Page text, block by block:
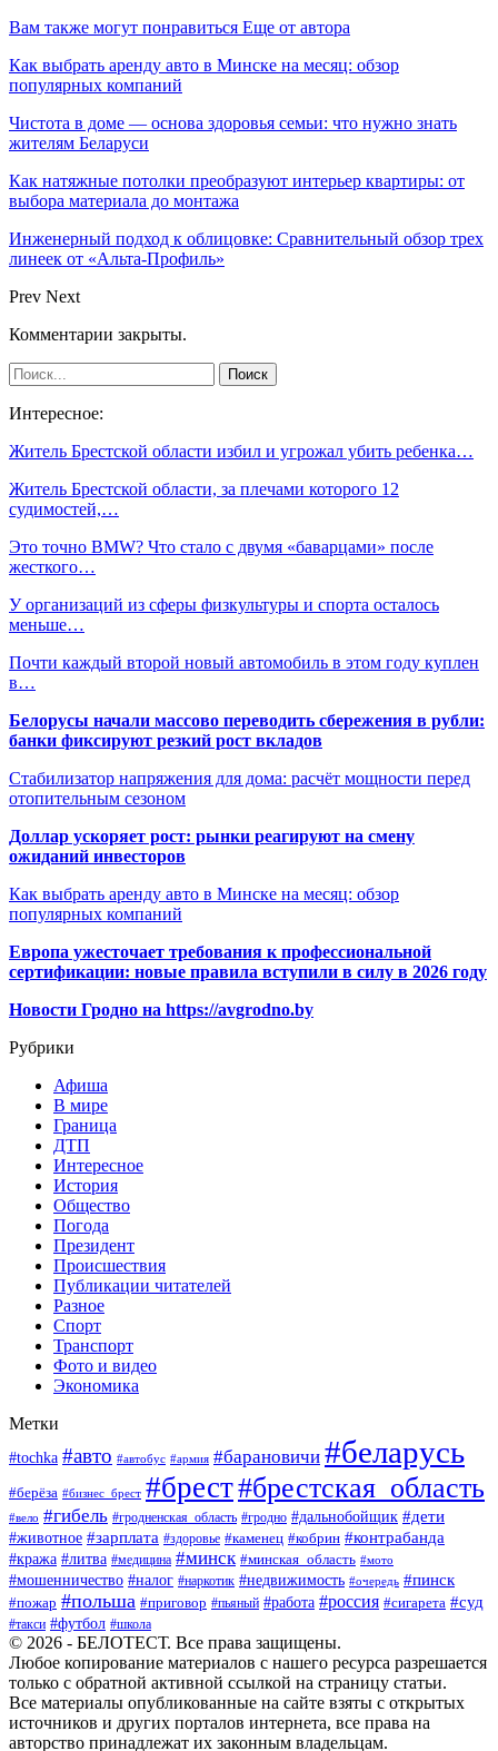
Вам также могут понравиться Еще от автора
Как выбрать аренду авто в Минске на месяц: обзор
популярных компаний
Чистота в доме — основа здоровья семьи: что нужно знать
жителям Беларуси
Как натяжные потолки преобразуют интерьер квартиры: от
выбора материала до монтажа
Инженерный подход к облицовке: Сравнительный обзор трех
линеек от «Альта-Профиль»
Prev Next
Комментарии закрыты.
Интересное:
Житель Брестской области избил и угрожал убить ребенка…
Житель Брестской области, за плечами которого 12
судимостей,…
Это точно BMW? Что стало с двумя «баварцами» после
жесткого…
У организаций из сферы физкультуры и спорта осталось
меньше…
Почти каждый второй новый автомобиль в этом году куплен
в…
Белорусы начали массово переводить сбережения в рубли:
банки фиксируют резкий рост вкладов
Стабилизатор напряжения для дома: расчёт мощности перед
отопительным сезоном
Доллар ускоряет рост: рынки реагируют на смену
ожиданий инвесторов
Как выбрать аренду авто в Минске на месяц: обзор
популярных компаний
Европа ужесточает требования к профессиональной
сертификации: новые правила вступили в силу в 2026 году
Новости Гродно на https://avgrodno.by
Рубрики
Афиша
В мире
Граница
ДТП
Интересное
История
Общество
Погода
Президент
Происшествия
Публикации читателей
Разное
Спорт
Транспорт
Фото и видео
Экономика
Метки
#tochka #авто #автобус #армия #барановичи #беларусь
#берёза #бизнес_брест #брест#брестская_область
#вело #гибель #гродненская_область #гродно #дальнобойщик #дети
#животное #зарплата #здоровье #каменец #кобрин #контрабанда
#кража #литва #медицина #минск #минская_область #мото
#мошенничество #налог #наркотик #недвижимость #очередь #пинск
#пожар #польша #приговор #пьяный #работа #россия #сигарета #суд
#такси #футбол #школа
© 2026 - БЕЛОТЕСТ. Все права защищены.
Любое копирование материалов с нашего ресурса разрешается
только с обратной активной ссылкой на страницу статьи.
Все материалы опубликованные на сайте взяты с открытых
источников и других порталов интернета, все права на
авторство принадлежат их законным владельцам.